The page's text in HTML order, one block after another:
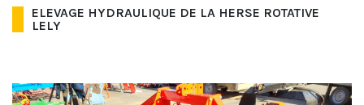
ELEVAGE HYDRAULIQUE DE LA HERSE ROTATIVE
LELY